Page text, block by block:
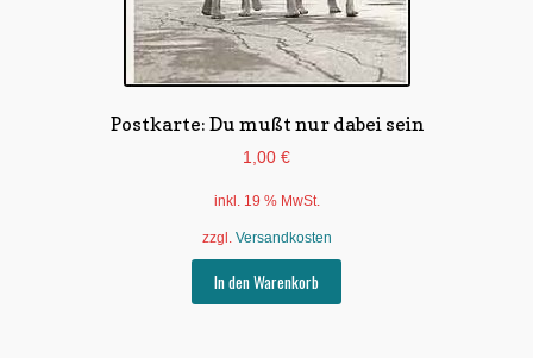
Postkarte: Du mußt nur dabei sein
1,00 €
inkl. 19 % MwSt.
zzgl. Versandkosten
In den Warenkorb